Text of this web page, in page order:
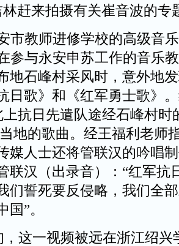
赶来拍摄有关崔音波的专
教师进修学校的高级音
参与永安申苏工作的音乐
地石峰村采风时，意外地
日歌》和《红军勇士歌》
上抗日先遣队途经石峰村时
地的歌曲。经王福利老师
媒人士还将管联汉的吟唱
联汉（出录音）：“红军抗
们誓死要反侵略，我们全
”。
这一视频被远在浙江绍兴